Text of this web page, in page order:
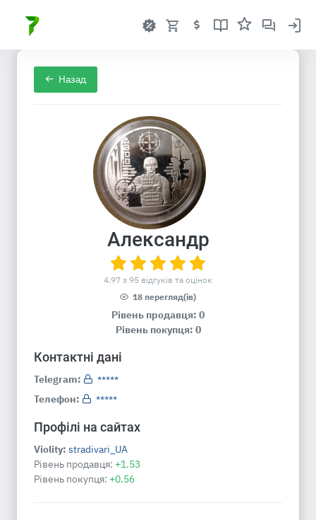
Назад
Александр
4.97 з 95 відгуків та оцінок
18 перегляд(ів)
Рівень продавця: 0
Рівень покупця: 0
Контактні дані
Telegram:
*****
Телефон:
*****
Профілі на сайтах
Violity: stradivari_UA
Рівень продавця: +1.53
Рівень покупця: +0.56